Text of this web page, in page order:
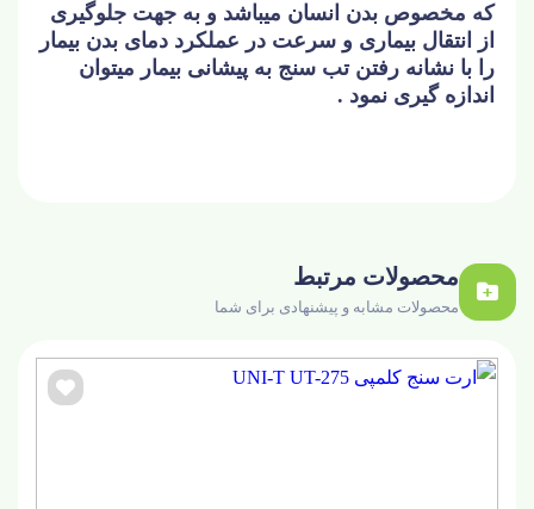
که مخصوص بدن انسان میباشد و به جهت جلوگیری
از انتقال بیماری و سرعت در عملکرد دمای بدن بیمار
را با نشانه رفتن تب سنج به پیشانی بیمار میتوان
اندازه گیری نمود .
محصولات مرتبط
محصولات مشابه و پیشنهادی برای شما